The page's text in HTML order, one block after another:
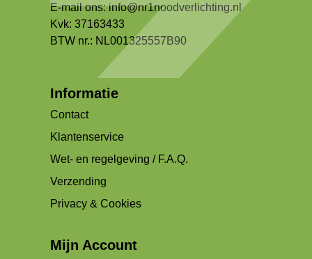
E-mail ons:info@nr1noodverlichting.nl
Kvk: 37163433
BTW nr.: NL001325557B90
Informatie
Contact
Klantenservice
Wet- en regelgeving / F.A.Q.
Verzending
Privacy & Cookies
Mijn Account